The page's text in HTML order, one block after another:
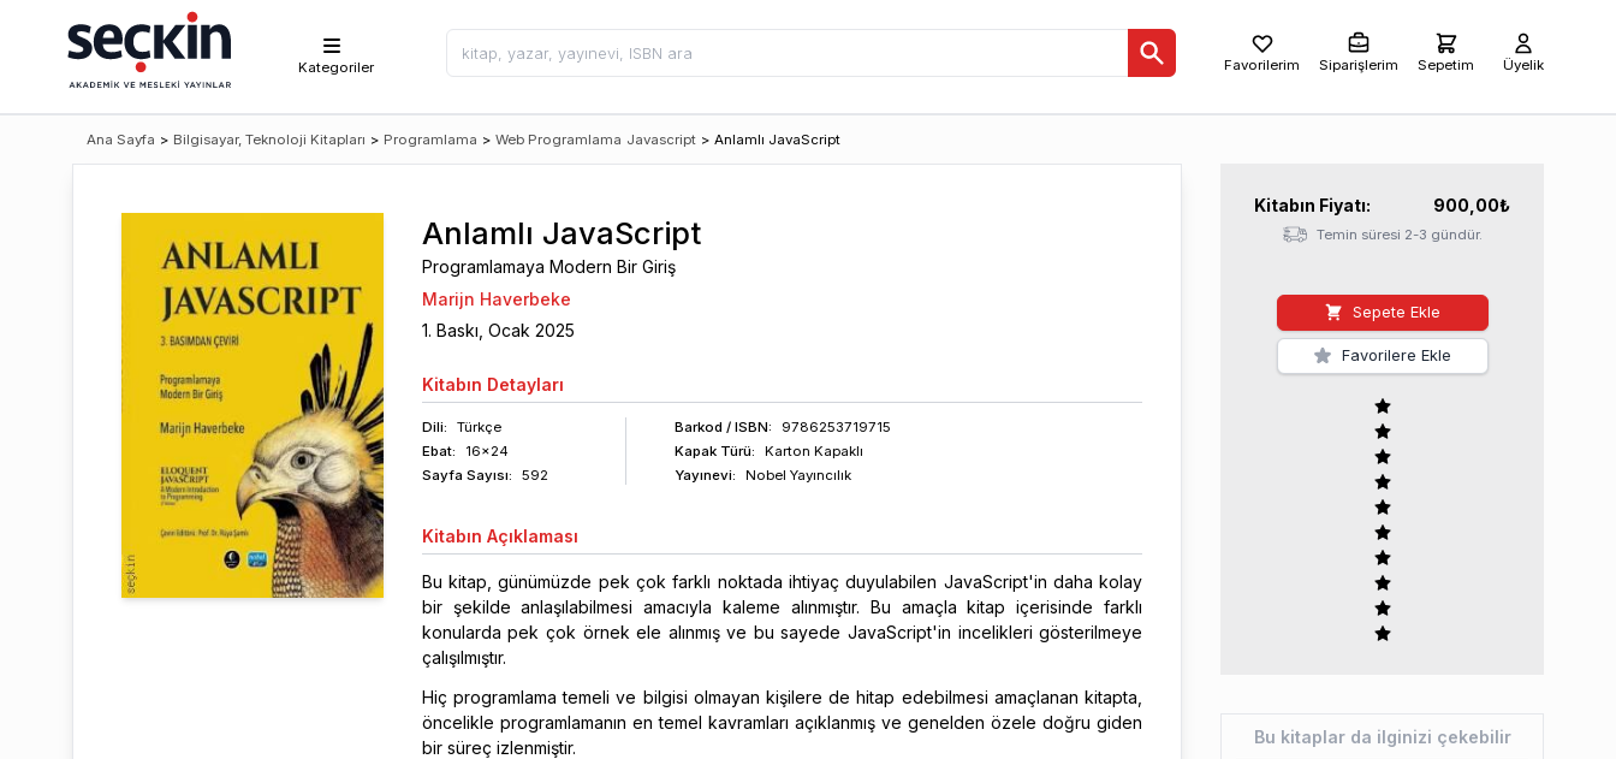
Kategoriler Favorilerim Siparişlerim Sepetim Üyelik
Ana Sayfa > Bilgisayar, Teknoloji Kitapları > Programlama > Web Programlama Javascript > Anlamlı JavaScript
Anlamlı JavaScript
Programlamaya Modern Bir Giriş
Marijn Haverbeke
1. Baskı, Ocak 2025
Kitabın Detayları
Dili:
Türkçe
Ebat:
16x24
Sayfa Sayısı: 592
Barkod / ISBN:
9786253719715
Kapak Türü:
Karton Kapaklı
Yayınevi:
Nobel Yayıncılık
Kitabın Açıklaması
Bu kitap, günümüzde pek çok farklı noktada ihtiyaç duyulabilen JavaScript'in daha kolay
bir şekilde anlaşılabilmesi amacıyla kaleme alınmıştır. Bu amaçla kitap içerisinde farklı
konularda pek çok örnek ele alınmış ve bu sayede JavaScript'in incelikleri gösterilmeye
çalışılmıştır.
Hiç programlama temeli ve bilgisi olmayan kişilere de hitap edebilmesi amaçlanan kitapta,
öncelikle programlamanın en temel kavramları açıklanmış ve genelden özele doğru giden
bir süreç izlenmiştir.
Kitabın Fiyatı: 900,00₺
Temin süresi 2-3 gündür.
Sepete Ekle
Favorilere Ekle
Bu kitaplar da ilginizi çekebilir